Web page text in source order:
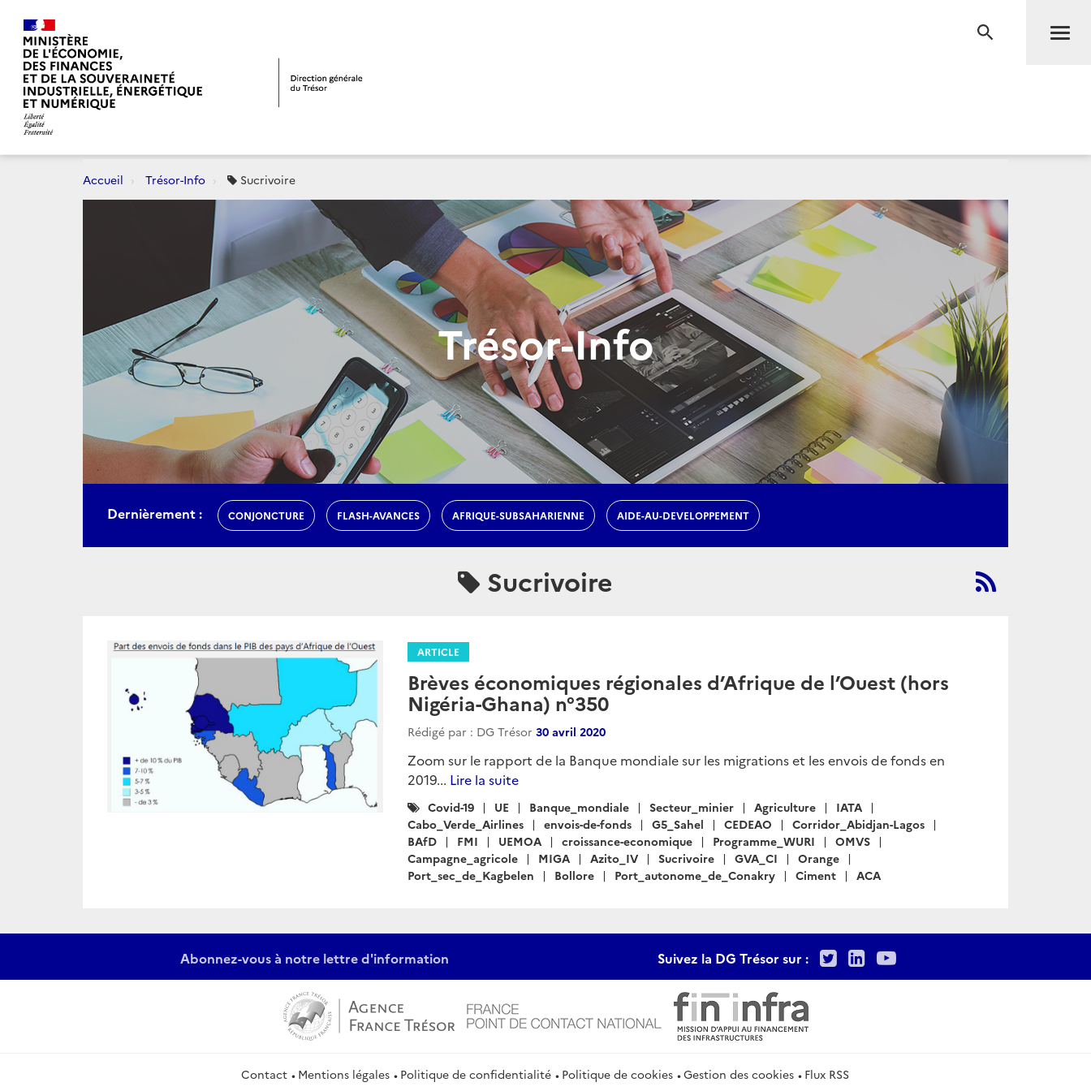
RECHERCHE
Accueil Trésor-Info Sucrivoire
Trésor-Info
Dernièrement : CONJONCTURE FLASH-AVANCES AFRIQUE-SUBSAHARIENNE AIDE-AU-DEVELOPPEMENT
Sucrivoire
ARTICLE
Brèves économiques régionales d’Afrique de l’Ouest (hors
Nigéria-Ghana) n°350
Rédigé par : DG Trésor 30 avril 2020
Zoom sur le rapport de la Banque mondiale sur les migrations et les envois de fonds en
2019... Lire la suite
Catégories
:
Covid-19 UE Banque_mondiale Secteur_minier Agriculture
IATA
Cabo_Verde_Airlines
envois-de-fonds G5_Sahel CEDEAO
Corridor_Abidjan-Lagos
BAfD
FMI UEMOA croissance-economique Programme_WURI
OMVS
Campagne_agricole
MIGA Azito_IV Sucrivoire GVA_CI
Orange
Port_sec_de_Kagbelen
Bollore Port_autonome_de_Conakry Ciment ACA
Abonnez-vous à notre lettre d'information Suivez la DG Trésor sur : TwitterLinkedIn
Youtube
Contact Mentions légales Politique de confidentialité Politique de cookies Gestion des cookies Flux RSS